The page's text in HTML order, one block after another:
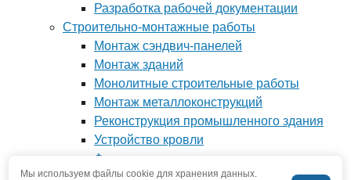
Мы используем файлы cookie для хранения данных.
Разработка рабочей документации
Строительно-монтажные работы
Монтаж сэндвич-панелей
Монтаж зданий
Монолитные строительные работы
Монтаж металлоконструкций
Реконструкция промышленного здания
Устройство кровли
Фундамент под ключ
Производство металлоконструкций